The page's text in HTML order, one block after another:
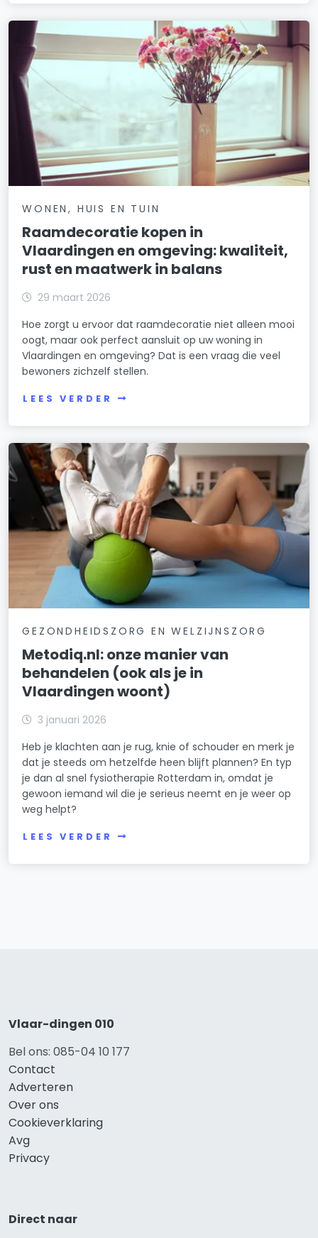
WONEN, HUIS EN TUIN
Raamdecoratie kopen in
Vlaardingen en omgeving: kwaliteit,
rust en maatwerk in balans
29 maart 2026
Hoe zorgt u ervoor dat raamdecoratie niet alleen mooi
oogt, maar ook perfect aansluit op uw woning in
Vlaardingen en omgeving? Dat is een vraag die veel
bewoners zichzelf stellen.
LEES VERDER
GEZONDHEIDSZORG EN WELZIJNSZORG
Metodiq.nl: onze manier van
behandelen (ook als je in
Vlaardingen woont)
3 januari 2026
Heb je klachten aan je rug, knie of schouder en merk je
dat je steeds om hetzelfde heen blijft plannen? En typ
je dan al snel fysiotherapie Rotterdam in, omdat je
gewoon iemand wil die je serieus neemt en je weer op
weg helpt?
LEES VERDER
Vlaar-dingen 010
Bel ons: 085-04 10 177
Contact
Adverteren
Over ons
Cookieverklaring
Avg
Privacy
Direct naar